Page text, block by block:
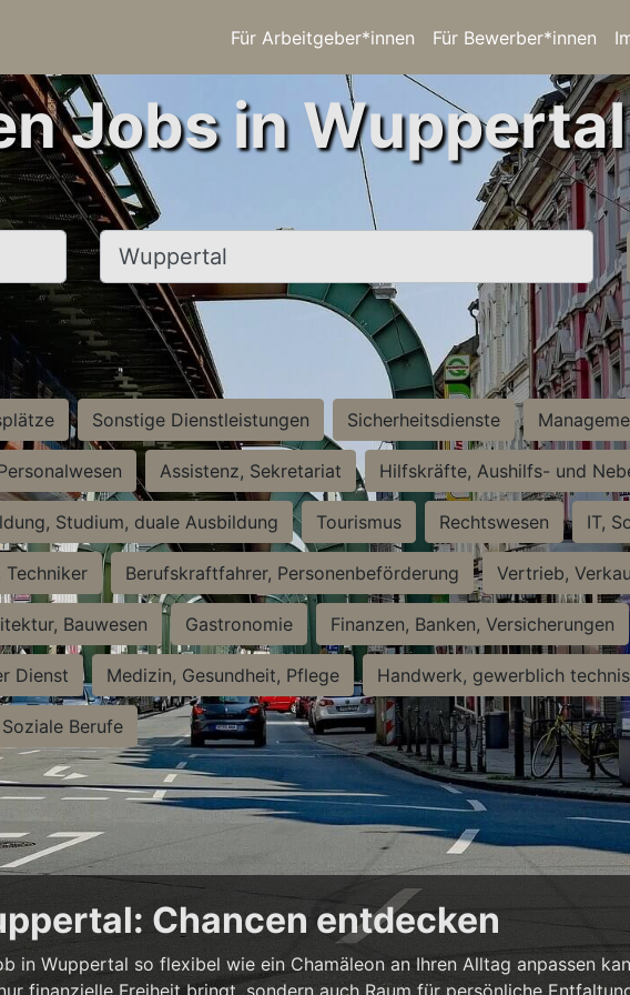
Für Arbeitgeber*innen Für Bewerber*innen
Jobs in
Ort, Stadt
Sonstige Dienstleistungen Sicherheitsdienste
Assistenz, Sekretariat Hilfskräfte, Aushilfs- und
Studium, duale Ausbildung Tourismus Rechtswesen IT,
Techniker Berufskraftfahrer, Personenbeförderung Vertrieb,
Bauwesen Gastronomie Finanzen, Banken, Versicherungen
Dienst Medizin, Gesundheit, Pflege Handwerk, gewerblich
Berufe
Chancen entdecken
in Wuppertal so flexibel wie ein Chamäleon an Ihren Alltag anpassen